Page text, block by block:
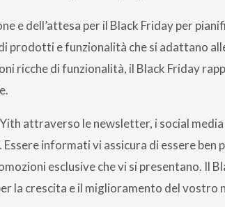
e dell’attesa per il Black Friday per
prodotti e funzionalità che si adattano
ricche di funzionalità, il Black Friday
attraverso le newsletter, i social
informati vi assicura di essere
esclusive che vi si presentano. Il
la crescita e il miglioramento del vostro